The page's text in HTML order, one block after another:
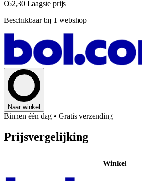
€62,30 Laagste prijs
Beschikbaar bij 1 webshop
Naar winkel
Binnen één dag • Gratis verzending
Prijsvergelijking
Winkel